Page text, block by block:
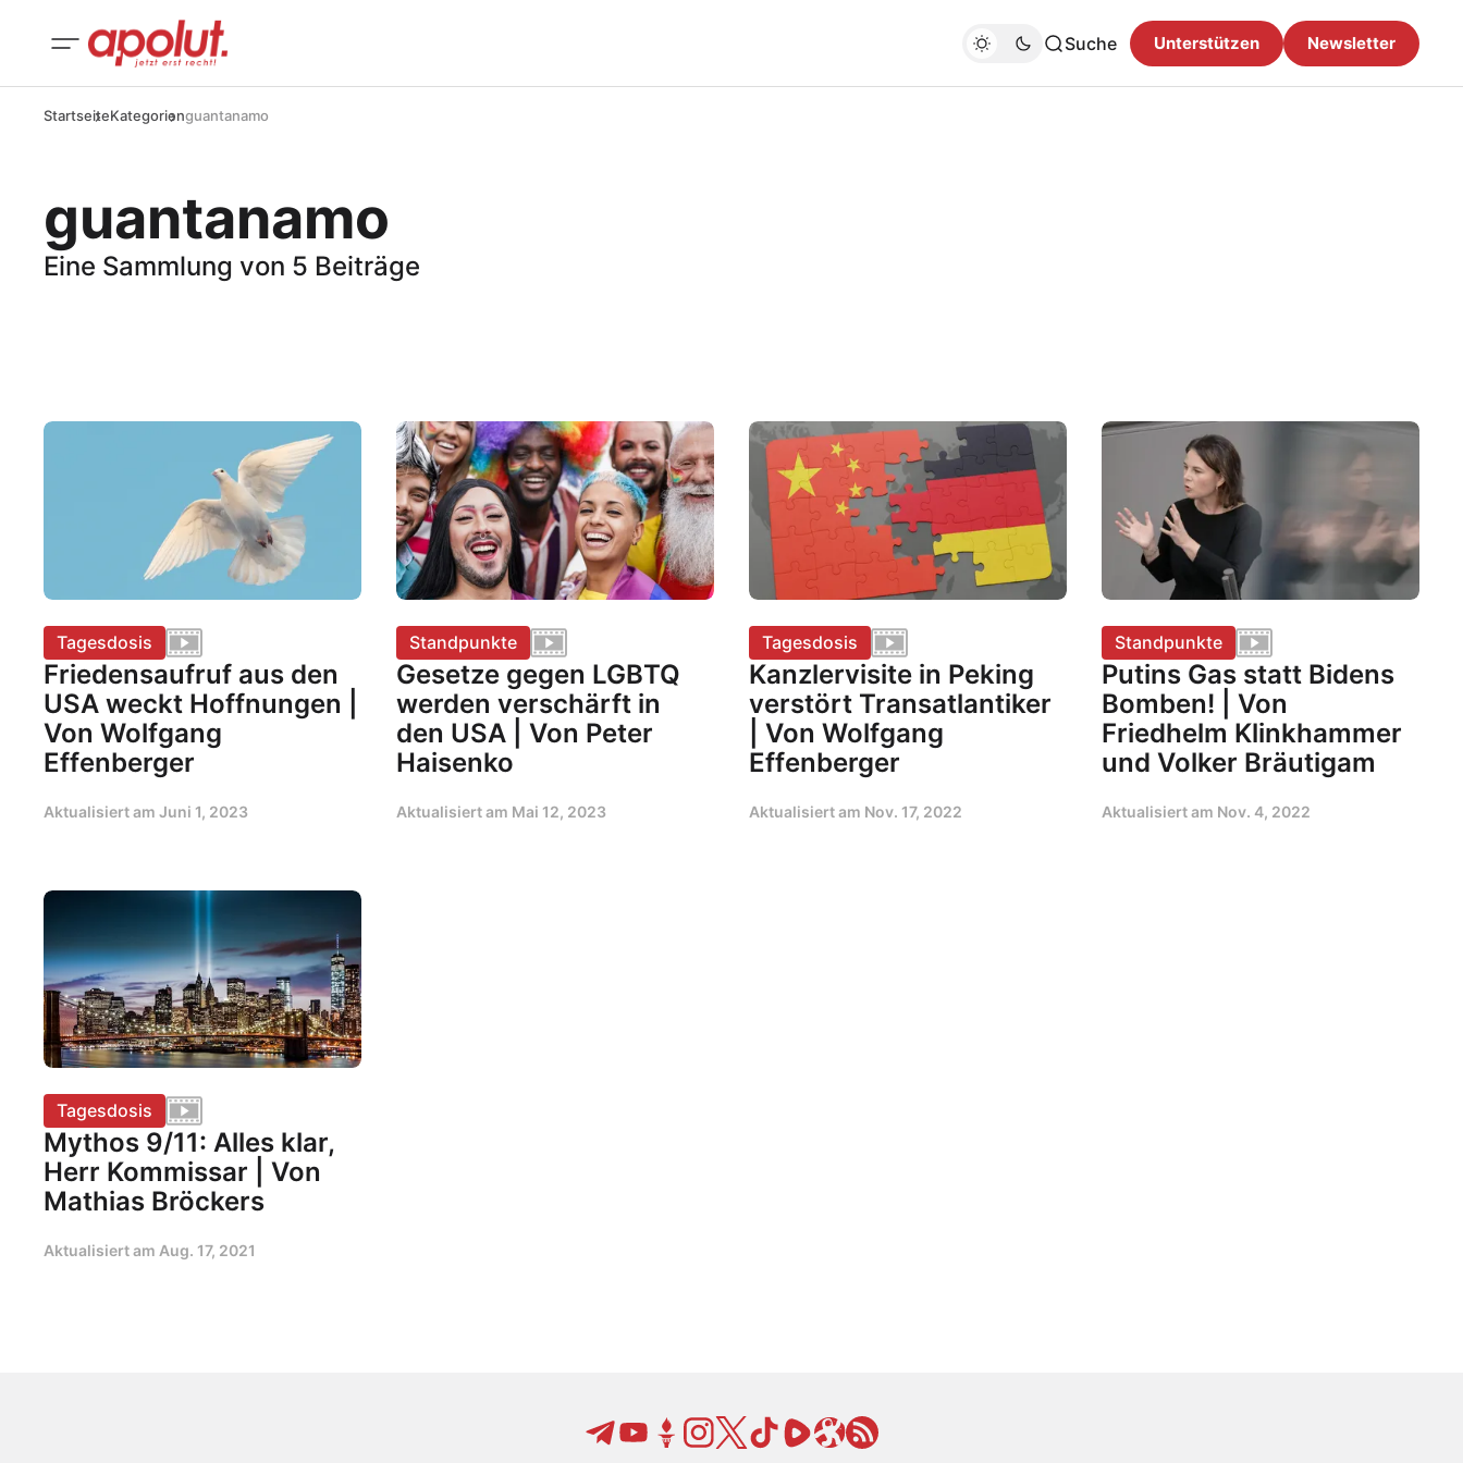
Suche Unterstützen Newsletter
StartseiteKategorienguantanamo
guantanamo
Eine Sammlung von 5 Beiträge
Tagesdosis
Friedensaufruf aus den
USA weckt Hoffnungen |
Von Wolfgang
Effenberger
Aktualisiert am Juni 1, 2023
Standpunkte
Gesetze gegen LGBTQ
werden verschärft in
den USA | Von Peter
Haisenko
Aktualisiert am Mai 12, 2023
Tagesdosis
Kanzlervisite in Peking
verstört Transatlantiker
| Von Wolfgang
Effenberger
Aktualisiert am Nov. 17, 2022
Standpunkte
Putins Gas statt Bidens
Bomben! | Von
Friedhelm Klinkhammer
und Volker Bräutigam
Aktualisiert am Nov. 4, 2022
Tagesdosis
Mythos 9/11: Alles klar,
Herr Kommissar | Von
Mathias Bröckers
Aktualisiert am Aug. 17, 2021